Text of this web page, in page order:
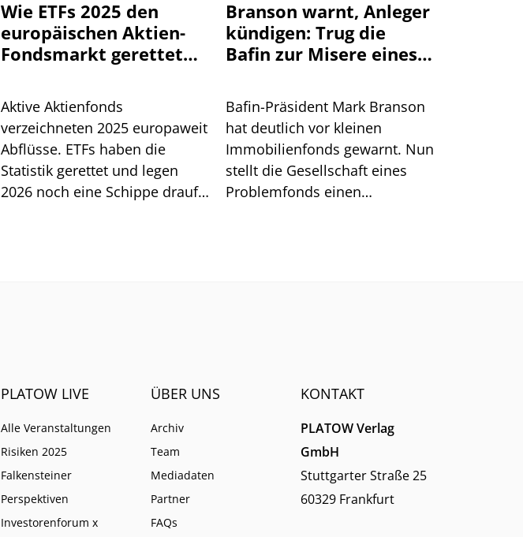
Wie ETFs 2025 den
europäischen Aktien-
Fondsmarkt gerettet
Aktive Aktienfonds
verzeichneten 2025 europaweit
Abflüsse. ETFs haben die
Statistik gerettet und legen
2026 noch eine Schippe drauf.
Branson warnt, Anleger
kündigen: Trug die
Bafin zur Misere eines
Bafin-Präsident Mark Branson
hat deutlich vor kleinen
Immobilienfonds gewarnt. Nun
stellt die Gesellschaft eines
Problemfonds einen
PLATOW LIVE
Alle Veranstaltungen
Risiken 2025
Falkensteiner
Perspektiven
Investorenforum x
ÜBER UNS
Archiv
Team
Mediadaten
Partner
FAQs
KONTAKT
PLATOW Verlag
GmbH
Stuttgarter Straße 25
60329 Frankfurt